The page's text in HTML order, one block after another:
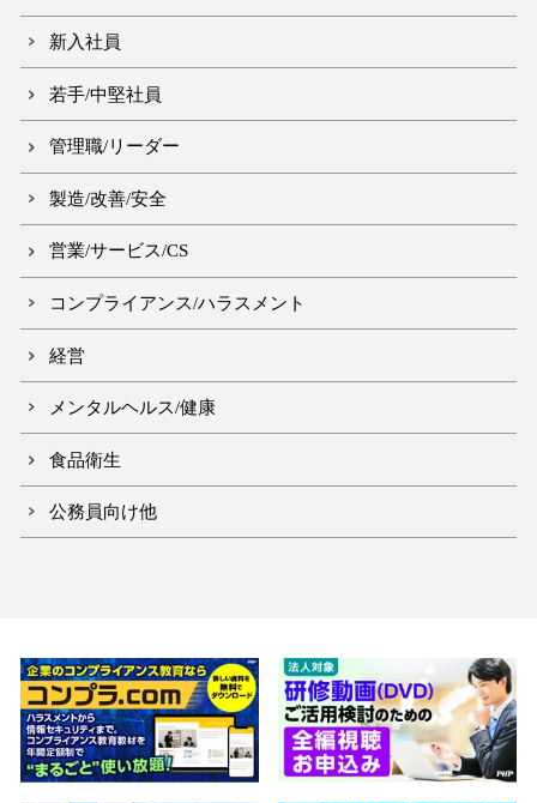
新入社員
若手/中堅社員
管理職/リーダー
製造/改善/安全
営業/サービス/CS
コンプライアンス/ハラスメント
経営
メンタルヘルス/健康
食品衛生
公務員向け他